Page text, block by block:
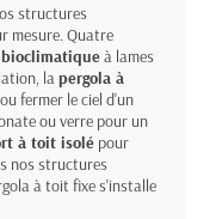
structures
mesure. Quatre
à lames
lapergola à
fermer le ciel d'un
ou verre pour un
à toit isolé pour
nos structures
à toit fixe s'installe